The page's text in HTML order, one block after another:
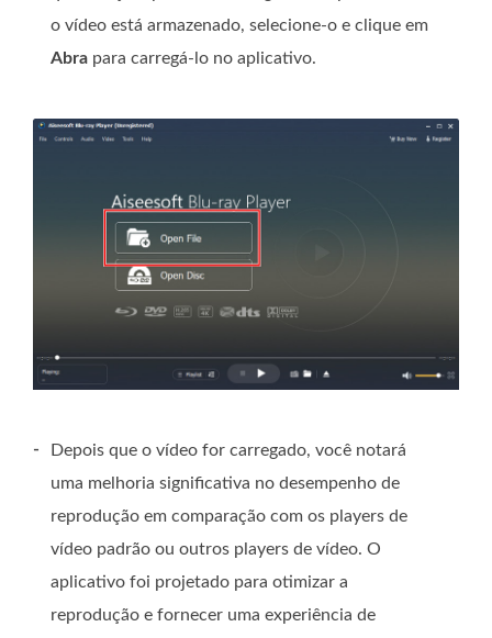
o vídeo está armazenado, selecione-o e clique em
Abra para carregá-lo no aplicativo.
-
Depois que o vídeo for carregado, você notará
uma melhoria significativa no desempenho de
reprodução em comparação com os players de
vídeo padrão ou outros players de vídeo. O
aplicativo foi projetado para otimizar a
reprodução e fornecer uma experiência de